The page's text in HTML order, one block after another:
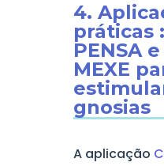
4.
práticas
PENSA e
MEXE
gnosias
A aplicação